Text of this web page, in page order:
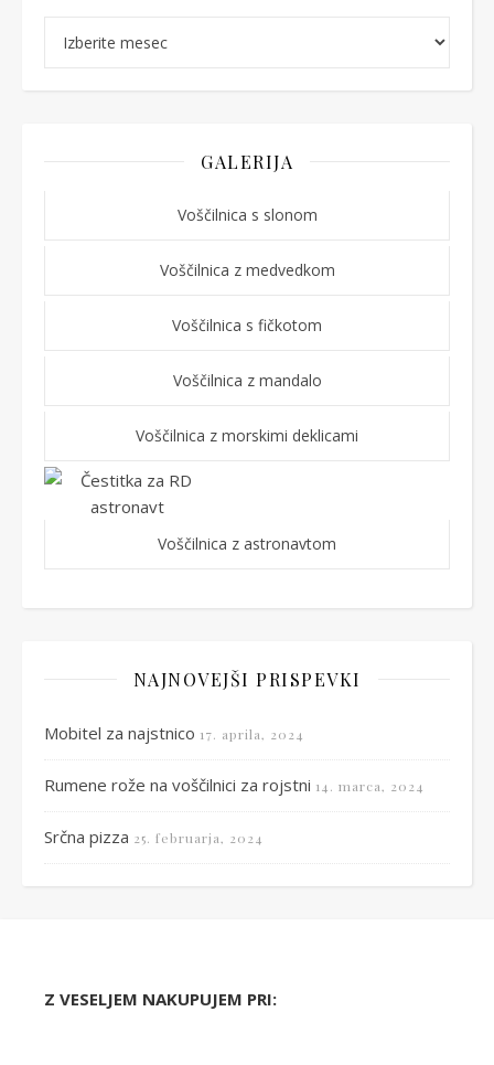
GALERIJA
Voščilnica s slonom
Voščilnica z medvedkom
Voščilnica s fičkotom
Voščilnica z mandalo
Voščilnica z morskimi deklicami
Voščilnica z astronavtom
NAJNOVEJŠI PRISPEVKI
Mobitel za najstnico 17. aprila, 2024
Rumene rože na voščilnici za rojstni 14. marca, 2024
Srčna pizza 25. februarja, 2024
Z VESELJEM NAKUPUJEM PRI: